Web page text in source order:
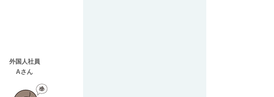
外国人社員
Aさん